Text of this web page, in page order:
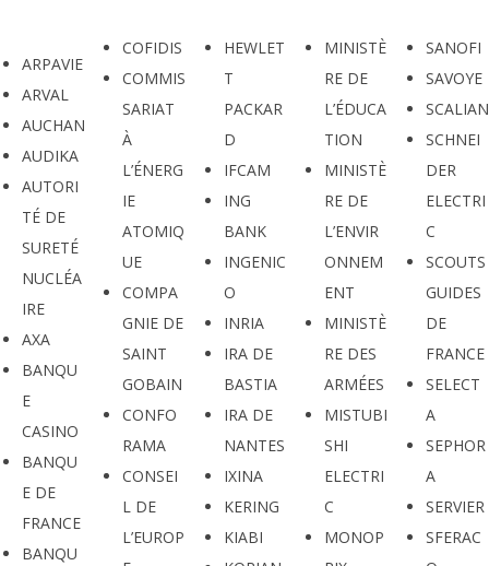
ARPAVIE
ARVAL
AUCHAN
AUDIKA
AUTORI
TÉ DE
SURETÉ
NUCLÉA
IRE
AXA
BANQU
E
CASINO
BANQU
E DE
FRANCE
BANQU
COFIDIS
COMMIS
SARIAT
À
L’ÉNERG
IE
ATOMIQ
UE
COMPA
GNIE DE
SAINT
GOBAIN
CONFO
RAMA
CONSEI
L DE
L’EUROP
HEWLET
T
PACKAR
D
IFCAM
ING
BANK
INGENIC
O
INRIA
IRA DE
BASTIA
IRA DE
NANTES
IXINA
KERING
KIABI
MINISTÈ
RE DE
L’ÉDUCA
TION
MINISTÈ
RE DE
L’ENVIR
ONNEM
ENT
MINISTÈ
RE DES
ARMÉES
MISTUBI
SHI
ELECTRI
C
MONOP
SANOFI
SAVOYE
SCALIAN
SCHNEI
DER
ELECTRI
C
SCOUTS
GUIDES
DE
FRANCE
SELECT
A
SEPHOR
A
SERVIER
SFERAC